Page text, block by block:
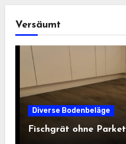
Versäumt
Diverse Bodenbeläge
Fischgrät ohne